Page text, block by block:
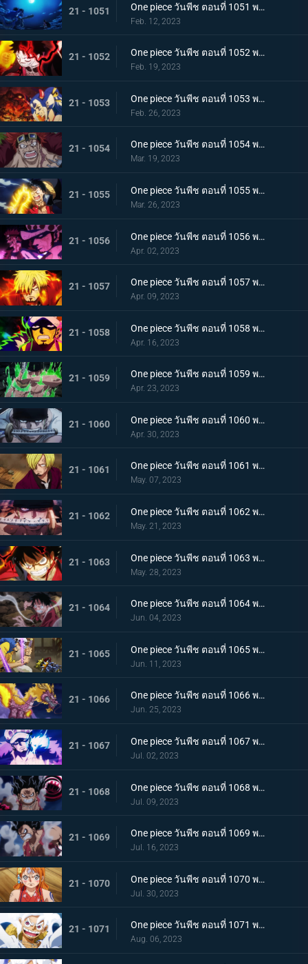
21 - 1051 One piece วันพีช ตอนที่ 1051 พากย์ไทย ตำนานกลับมาอีกครั้ง! หมัดของลูฟี่คำรามบนท้องฟ้า
Feb. 12, 2023
21 - 1052 One piece วันพีช ตอนที่ 1052 พากย์ไทย สถาการณ์ตึงเครียด! จุดจบของโอนิกาชิมะ!
Feb. 19, 2023
21 - 1053 One piece วันพีช ตอนที่ 1053 พากย์ไทย ซันจิกลายพันธุ์ แขนทั้ง 2 เจอวิกฤติ!
Feb. 26, 2023
21 - 1054 One piece วันพีช ตอนที่ 1054 พากย์ไทย คู่หูต้องตาย! เดิมพันมรณะของคิลเลอร์
Mar. 19, 2023
21 - 1055 One piece วันพีช ตอนที่ 1055 พากย์ไทย ร่างเงาดึงเชือก! โอนิกาชิมะในเปลวเพลิง
Mar. 26, 2023
21 - 1056 One piece วันพีช ตอนที่ 1056 พากย์ไทย การโต้กลับ! ท่าผสานของคิดกับลอว์โต้กลับ
Apr. 02, 2023
21 - 1057 One piece วันพีช ตอนที่ 1057 พากย์ไทย เพื่อลูฟี่ คำสาบานของซันจิกับโซโร
Apr. 09, 2023
21 - 1058 One piece วันพีช ตอนที่ 1058 พากย์ไทย การจู่โจมของนักบวชเพลิงผลาญ เงื้อมมือปีศาจของโอโรจิที่คืบคลานเข้ามา
Apr. 16, 2023
21 - 1059 One piece วันพีช ตอนที่ 1059 พากย์ไทย โซโลตกที่นั่งลำบาก สัตว์ประหลาดคิงแห่งอัคคีภัย
Apr. 23, 2023
21 - 1060 One piece วันพีช ตอนที่ 1060 พากย์ไทย ความลับของเอ็นมะ ดาบปีศาจที่ฝากไว้กับโซโล
Apr. 30, 2023
21 - 1061 One piece วันพีช ตอนที่ 1061 พากย์ไทย หนึ่งการโจมตีของเทพอสูร ซันจิ ปะทะ ควีน
May. 07, 2023
21 - 1062 One piece วันพีช ตอนที่ 1062 พากย์ไทย วิชาสามดาบแห่งราชัน โซโล ปะทะ คิง
May. 21, 2023
21 - 1063 One piece วันพีช ตอนที่ 1063 พากย์ไทย ลูฟี่กระฉับกระเฉง จุดหักเหของยุคสมัยใหม่
May. 28, 2023
21 - 1064 One piece วันพีช ตอนที่ 1064 พากย์ไทย มังกรเมาแปดทิศ มังกรไร้ระเบียบที่เข้าประชิดลูฟี่
Jun. 04, 2023
21 - 1065 One piece วันพีช ตอนที่ 1065 พากย์ไทย พันธมิตรล่มสลาย ความมุ่งมั่นของยุคสมัยใหม่จงลุกโชน
Jun. 11, 2023
21 - 1066 One piece วันพีช ตอนที่ 1066 พากย์ไทย ตัวเอกมาแล้ว สุดยอดท่าจากคลื่นและแม่เหล็ก
Jun. 25, 2023
21 - 1067 One piece วันพีช ตอนที่ 1067 พากย์ไทย สู่ยุคสมัยใหม่ บทสรุปความมุ่งมั่นของพวกเด็กเหลือขอ
Jul. 02, 2023
21 - 1068 One piece วันพีช ตอนที่ 1068 พากย์ไทย เจ้าหญิงจันทราดังก้อง ฉากสุดท้ายของแคว้นวาโนะ
Jul. 09, 2023
21 - 1069 One piece วันพีช ตอนที่ 1069 พากย์ไทย ผู้ชนะมีเพียงหนึ่ง ลูฟี่ ปะทะ ไคโด
Jul. 16, 2023
21 - 1070 One piece วันพีช ตอนที่ 1070 พากย์ไทย ลูฟี่พ่ายแพ้ การเตรียมใจของผู้ที่เหลืออยู่
Jul. 30, 2023
21 - 1071 One piece วันพีช ตอนที่ 1071 พากย์ไทย ไปให้ถึงจุดสูงสุดของลูฟี่ เกียร์ฟิฟท์
Aug. 06, 2023